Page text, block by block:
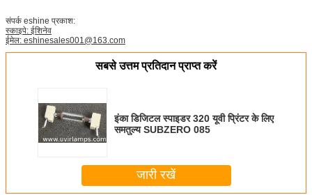
संपर्क eshine प्रकाश:
स्काइपे: ईशिनेव
ईमेल: eshinesales001@163.com
सबसे उत्तम प्रतिदान प्राप्त करें
इंका डिजिटल स्पाइडर 320 यूवी प्रिंटर के लिए
समतुल्य SUBZERO 085
जारी रखें